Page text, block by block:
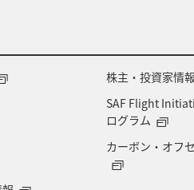
株主・投資家情報
SAF Flight
ログラム
カーボン・オフ